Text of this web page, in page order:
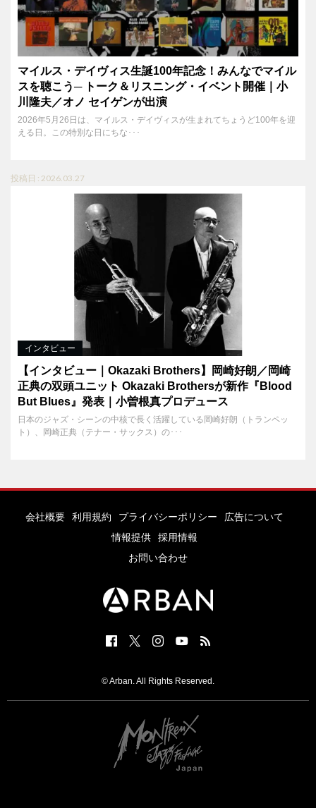
マイルス・デイヴィス生誕100年記念！みんなでマイル
スを聴こう─ トーク＆リスニング・イベント開催｜小
川隆夫／オノ セイゲンが出演
2026年5月26日は、マイルス・デイヴィスが生まれてちょうど100年を迎
える日。この特別な日にちな･･･
投稿日 : 2026.03.27
インタビュー
【インタビュー｜Okazaki Brothers】岡崎好朗／岡崎
正典の双頭ユニット Okazaki Brothersが新作『Blood
But Blues』発表｜小曽根真プロデュース
日本のジャズ・シーンの中核で長く活躍している岡崎好朗（トランペッ
ト）、岡崎正典（テナー・サックス）の･･･
会社概要 利用規約 プライバシーポリシー
広告について
情報提供
採用情報
お問い合わせ
© Arban. All Rights Reserved.